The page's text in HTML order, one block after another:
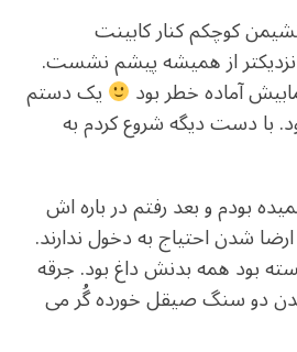
کوچکم کنار کابینت
نزدیکتر از همیشه پیشم نشست.
آماده خطر بود یک دستم
با دست دیگه شروع کردم به
بودم و بعد رفتم در باره اش
ارضا شدن احتیاج به دخول ندارند.
بود همه بدنش داغ بود. جرقه
دو سنگ صیقل خورده گُر می